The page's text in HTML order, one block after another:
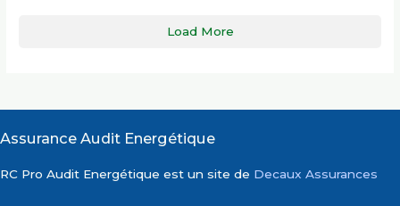
Load More
Assurance Audit Energétique
RC Pro Audit Energétique est un site de Decaux Assurances